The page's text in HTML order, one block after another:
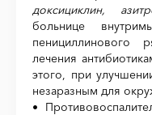
доксициклин,
больнице
пенициллинового
лечения
этого, при
незаразным для
•